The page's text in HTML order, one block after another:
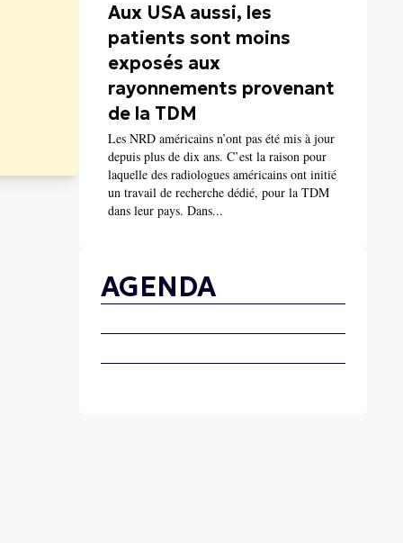
Aux USA aussi, les
patients sont moins
exposés aux
rayonnements provenant
de la TDM
Les NRD américains n’ont pas été mis à jour
depuis plus de dix ans. C’est la raison pour
laquelle des radiologues américains ont initié
un travail de recherche dédié, pour la TDM
dans leur pays. Dans...
AGENDA